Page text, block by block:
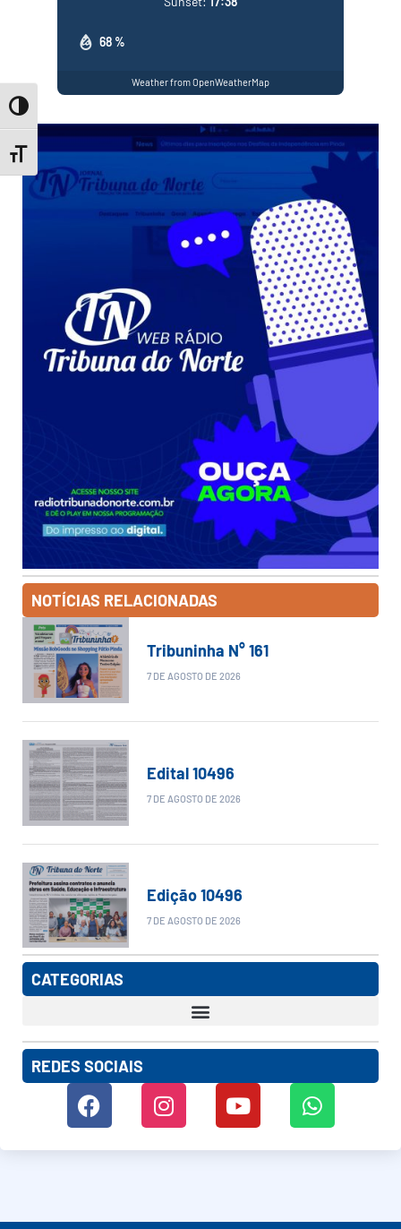
Toggle High Contrast
Toggle Font size
68 %
Weather from OpenWeatherMap
NOTÍCIAS RELACIONADAS
Tribuninha N° 161
7 DE AGOSTO DE 2026
Edital 10496
7 DE AGOSTO DE 2026
Edição 10496
7 DE AGOSTO DE 2026
CATEGORIAS
REDES SOCIAIS